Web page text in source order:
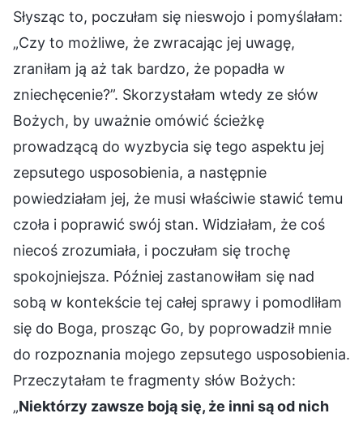
Słysząc to, poczułam się nieswojo i pomyślałam:
„Czy to możliwe, że zwracając jej uwagę,
zraniłam ją aż tak bardzo, że popadła w
zniechęcenie?”. Skorzystałam wtedy ze słów
Bożych, by uważnie omówić ścieżkę
prowadzącą do wyzbycia się tego aspektu jej
zepsutego usposobienia, a następnie
powiedziałam jej, że musi właściwie stawić temu
czoła i poprawić swój stan. Widziałam, że coś
niecoś zrozumiała, i poczułam się trochę
spokojniejsza. Później zastanowiłam się nad
sobą w kontekście tej całej sprawy i pomodliłam
się do Boga, prosząc Go, by poprowadził mnie
do rozpoznania mojego zepsutego usposobienia.
Przeczytałam te fragmenty słów Bożych:
„Niektórzy zawsze boją się, że inni są od nich